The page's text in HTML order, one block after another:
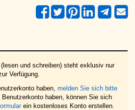
und schreiben) steht exklusiv nur
Verfügung.
haben, melden Sie sich bitte
Benutzerkonto haben, können Sie sich
ein kostenloses Konto erstellen.